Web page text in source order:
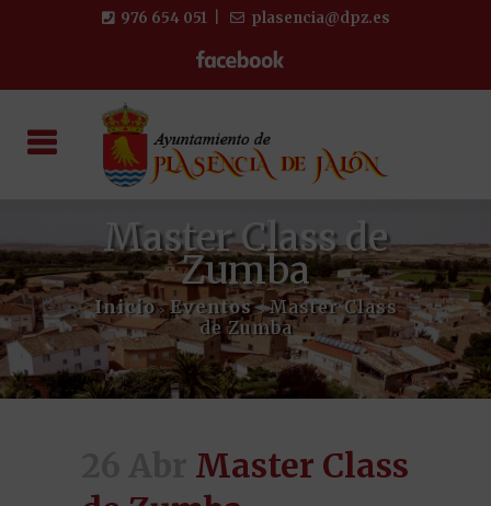
976 654 051 plasencia@dpz.es
Master Class de
Zumba
Inicio > Eventos >Master Class
de Zumba
Master Class